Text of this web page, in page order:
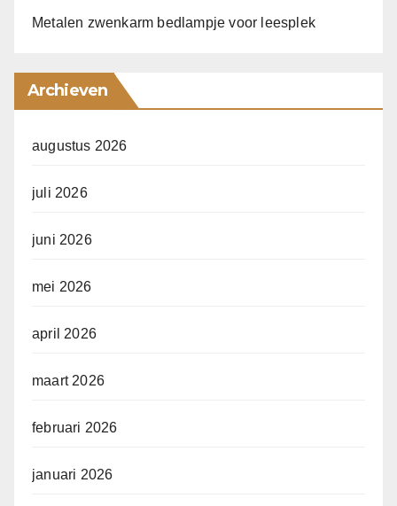
Metalen zwenkarm bedlampje voor leesplek
Archieven
augustus 2026
juli 2026
juni 2026
mei 2026
april 2026
maart 2026
februari 2026
januari 2026